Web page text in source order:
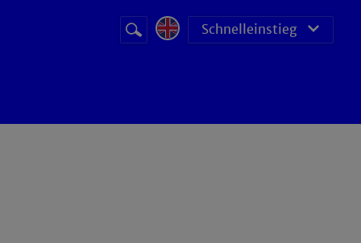
Suchbegriff
Suche
starten
Schnelleinstieg